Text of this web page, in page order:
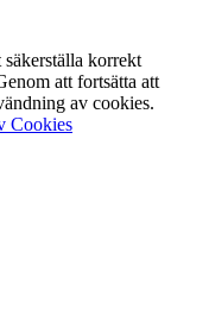
korrekt
att fortsätta att
av cookies.
Cookies